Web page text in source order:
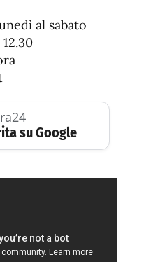
al sabato
su Google